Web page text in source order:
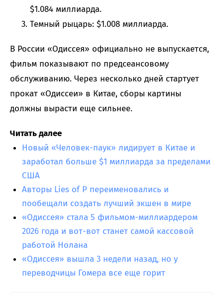
$1.084 миллиарда.
Темный рыцарь: $1.008 миллиарда.
В России «Одиссея» официально не выпускается,
фильм показывают по предсеансовому
обслуживанию. Через несколько дней стартует
прокат «Одиссеи» в Китае, сборы картины
должны вырасти еще сильнее.
Читать далее
Новый «Человек-паук» лидирует в Китае и
заработал больше $1 миллиарда за пределами
США
Авторы Lies of P переименовались и
пообещали создать лучший экшен в мире
«Одиссея» стала 5 фильмом-миллиардером
2026 года и вот-вот станет самой кассовой
работой Нолана
«Одиссея» вышла 3 недели назад, но у
переводчицы Гомера все еще горит